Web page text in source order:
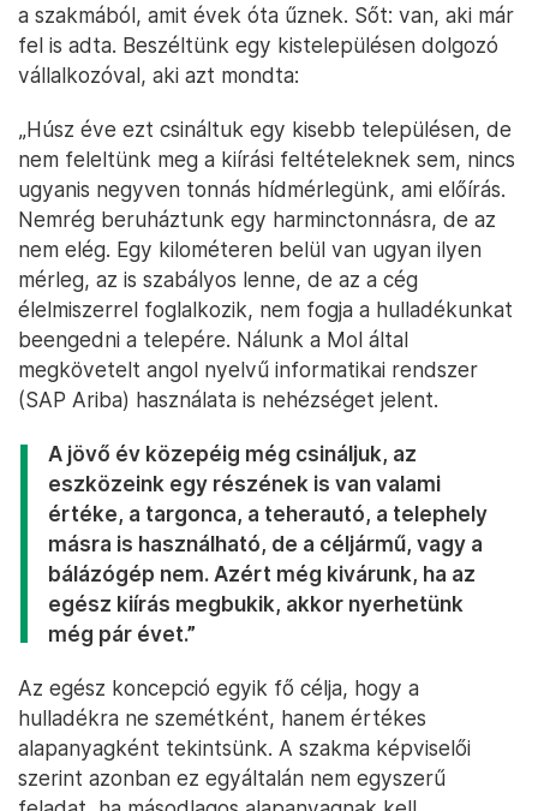
a szakmából, amit évek óta űznek. Sőt: van, aki már
fel is adta. Beszéltünk egy kistelepülésen dolgozó
vállalkozóval, aki azt mondta:
„Húsz éve ezt csináltuk egy kisebb településen, de
nem feleltünk meg a kiírási feltételeknek sem, nincs
ugyanis negyven tonnás hídmérlegünk, ami előírás.
Nemrég beruháztunk egy harminctonnásra, de az
nem elég. Egy kilométeren belül van ugyan ilyen
mérleg, az is szabályos lenne, de az a cég
élelmiszerrel foglalkozik, nem fogja a hulladékunkat
beengedni a telepére. Nálunk a Mol által
megkövetelt angol nyelvű informatikai rendszer
(SAP Ariba) használata is nehézséget jelent.
A jövő év közepéig még csináljuk, az
eszközeink egy részének is van valami
értéke, a targonca, a teherautó, a telephely
másra is használható, de a céljármű, vagy a
bálázógép nem. Azért még kivárunk, ha az
egész kiírás megbukik, akkor nyerhetünk
még pár évet.”
Az egész koncepció egyik fő célja, hogy a
hulladékra ne szemétként, hanem értékes
alapanyagként tekintsünk. A szakma képviselői
szerint azonban ez egyáltalán nem egyszerű